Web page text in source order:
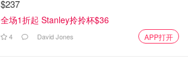
$237
全场1折起 Stanley拎拎杯$36
4 David Jones APP打开